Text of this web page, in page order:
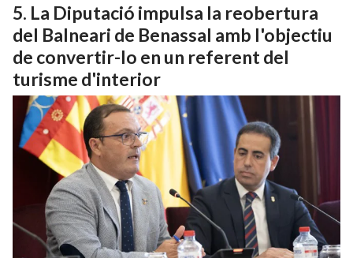
La Diputació impulsa la reobertura
del Balneari de Benassal amb l'objectiu
de convertir-lo en un referent del
turisme d'interior